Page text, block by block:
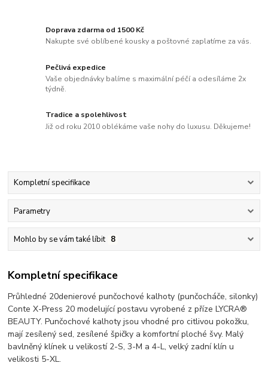
Doprava zdarma od 1500 Kč
Nakupte své oblíbené kousky a poštovné zaplatíme za vás.
Pečlivá expedice
Vaše objednávky balíme s maximální péčí a odesíláme 2x
týdně.
Tradice a spolehlivost
Již od roku 2010 oblékáme vaše nohy do luxusu. Děkujeme!
Kompletní specifikace
Parametry
Mohlo by se vám také líbit 8
Kompletní specifikace
Průhledné 20denierové punčochové kalhoty (punčocháče, silonky)
Conte X-Press 20 modelující postavu vyrobené z příze LYCRA®
BEAUTY. Punčochové kalhoty jsou vhodné pro citlivou pokožku,
mají zesílený sed, zesílené špičky a komfortní ploché švy. Malý
bavlněný klínek u velikostí 2-S, 3-M a 4-L, velký zadní klín u
velikosti 5-XL.